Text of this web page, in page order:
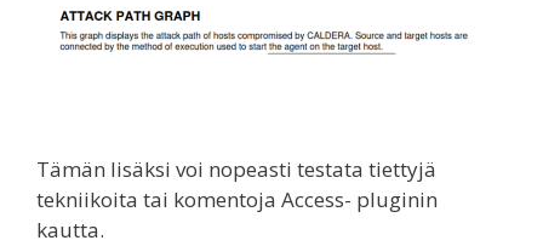
Tämän lisäksi voi nopeasti testata tiettyjä
tekniikoita tai komentoja Access- pluginin
kautta.